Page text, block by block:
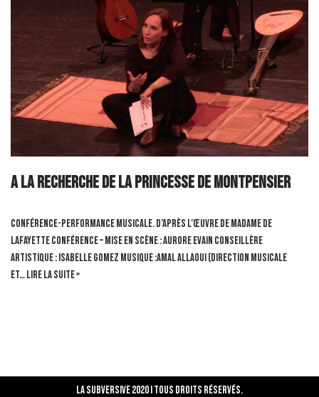
A la recherche de la Princesse de Montpensier
Conférence-performance musicale. D’après l’œuvre de Madame de
Lafayette Conférence – Mise en scène : Aurore EVAIN Conseillère
artistique : Isabelle GOMEZ Musique :Amal ALLAOUI (direction musicale
et…Lire la suite »
La Subversive 2020 I Tous droits réservés.